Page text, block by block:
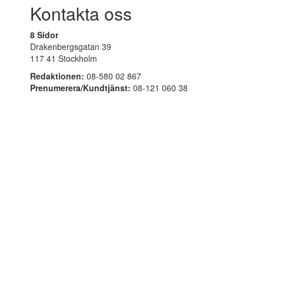
Kontakta oss
8 Sidor
Drakenbergsgatan 39
117 41 Stockholm
Redaktionen: 08-580 02 867
Prenumerera/Kundtjänst: 08-121 060 38